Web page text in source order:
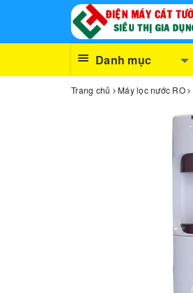
Danh mục
Trang chủ Máy lọc nước RO